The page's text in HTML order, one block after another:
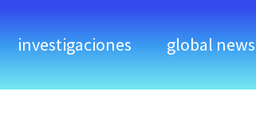
investigaciones global news